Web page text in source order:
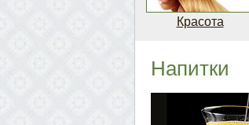
Красота
Напитки